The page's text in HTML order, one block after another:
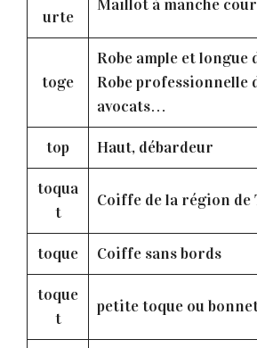
urte
Maillot à manche
toge
Robe ample et longue
Robe professionnelle
avocats…
top Haut, débardeur
toqua
t
Coiffe de la région de
toque Coiffe sans bords
toque
t
petite toque ou